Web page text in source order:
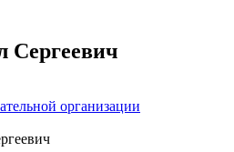
Сергеевич
организации